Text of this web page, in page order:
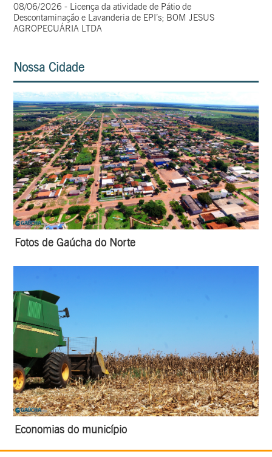
08/06/2026 - Licença da atividade de Pátio de
Descontaminação e Lavanderia de EPI’s; BOM JESUS
AGROPECUÁRIA LTDA
Nossa Cidade
Fotos de Gaúcha do Norte
Economias do município